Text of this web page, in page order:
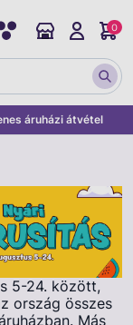
áruházi átvétel
0
5-24. között,
ország összes
Más